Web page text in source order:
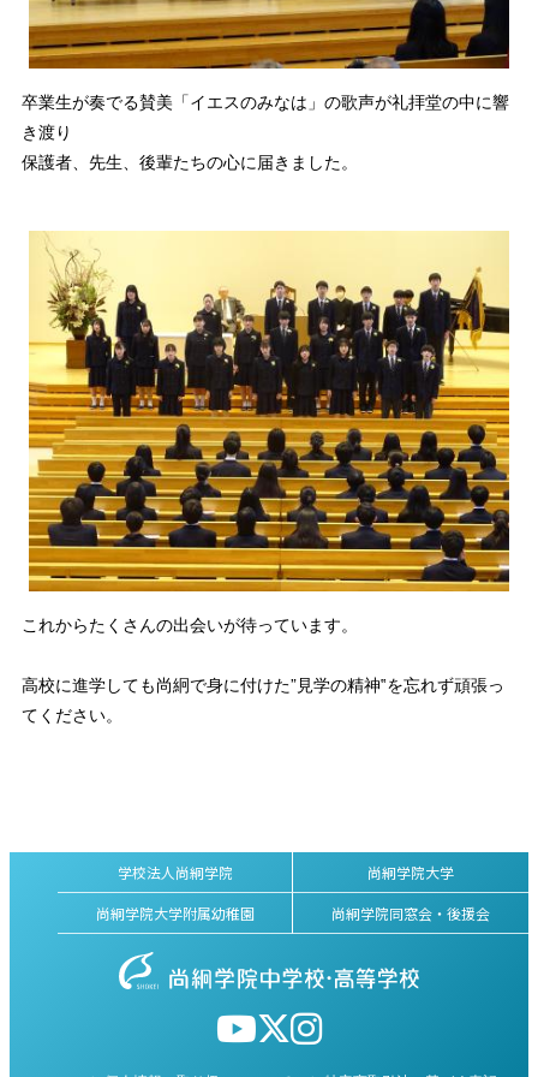
卒業生が奏でる賛美「イエスのみなは」の歌声が礼拝堂の中に響
き渡り
保護者、先生、後輩たちの心に届きました。
これからたくさんの出会いが待っています。
高校に進学しても尚絅で身に付けた”見学の精神‟を忘れず頑張っ
てください。
学校法人尚絅学院
尚絅学院大学
尚絅学院大学附属幼稚園
尚絅学院同窓会・後援会